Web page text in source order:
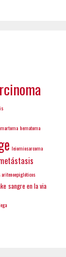
hematoma
leiomiosarcoma
sangre en la via